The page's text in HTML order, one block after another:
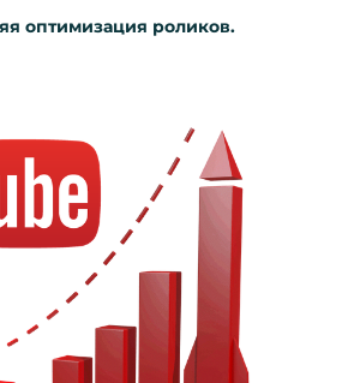
оптимизация роликов.